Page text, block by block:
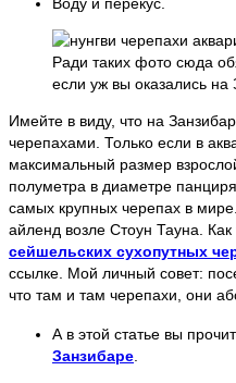
Ради таких фото сюда
если уж вы оказались на
Имейте в виду, что на
черепахами. Только если в
максимальный размер
полуметра в диаметре
самых крупных черепах в
айленд возле Стоун Тауна.
сейшельских сухопутных
ссылке. Мой личный совет:
что там и там черепахи, они
А в этой статье вы
Занзибаре